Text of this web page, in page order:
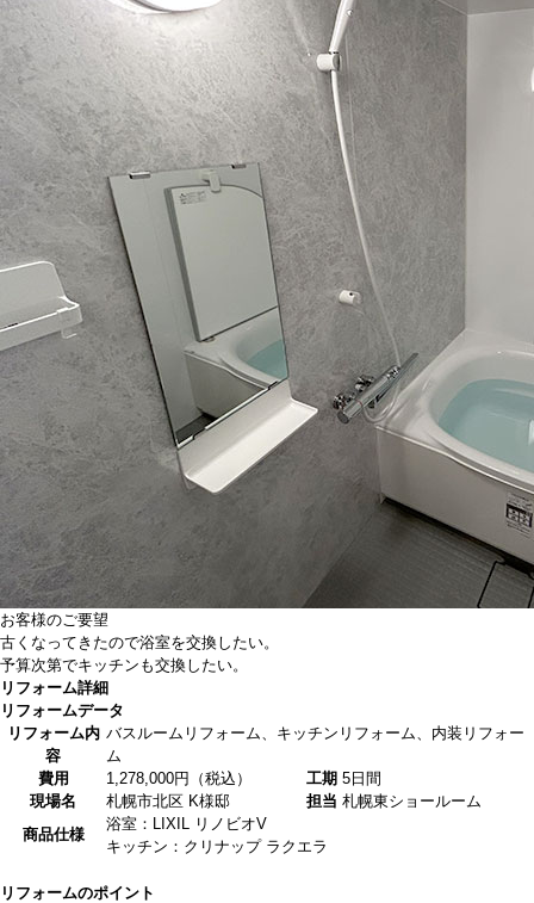
お客様のご要望
古くなってきたので浴室を交換したい。
予算次第でキッチンも交換したい。
リフォーム詳細
リフォームデータ
リフォーム内
容
バスルームリフォーム、キッチンリフォーム、内装リフォー
ム
費用
1,278,000円（税込） 工期 5日間
現場名
札幌市北区 K様邸 担当 札幌東ショールーム
商品仕様
浴室：LIXIL リノビオV
キッチン：クリナップ ラクエラ
リフォームのポイント